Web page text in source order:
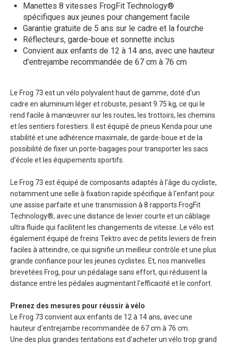
Manettes 8 vitesses FrogFit Technology®
spécifiques aux jeunes pour changement facile
Garantie gratuite de 5 ans sur le cadre et la fourche
Réflecteurs, garde-boue et sonnette inclus
Convient aux enfants de 12 à 14 ans, avec une hauteur
d'entrejambe recommandée de 67 cm à 76 cm
Le Frog 73 est un vélo polyvalent haut de gamme, doté d'un
cadre en aluminium léger et robuste, pesant 9.75 kg, ce qui le
rend facile à manœuvrer sur les routes, les trottoirs, les chemins
et les sentiers forestiers. Il est équipé de pneus Kenda pour une
stabilité et une adhérence maximale, de garde-boue et de la
possibilité de fixer un porte-bagages pour transporter les sacs
d'école et les équipements sportifs.
Le Frog 73 est équipé de composants adaptés à l'âge du cycliste,
notamment une selle à fixation rapide spécifique à l'enfant pour
une assise parfaite et une transmission à 8 rapports FrogFit
Technology®, avec une distance de levier courte et un câblage
ultra fluide qui facilitent les changements de vitesse. Le vélo est
également équipé de freins Tektro avec de petits leviers de frein
faciles à atteindre, ce qui signifie un meilleur contrôle et une plus
grande confiance pour les jeunes cyclistes. Et, nos manivelles
brevetées Frog, pour un pédalage sans effort, qui réduisent la
distance entre les pédales augmentant l'efficacité et le confort.
Prenez des mesures pour réussir à vélo
Le Frog 73 convient aux enfants de 12 à 14 ans, avec une
hauteur d'entrejambe recommandée de 67 cm à 76 cm.
Une des plus grandes tentations est d'acheter un vélo trop grand